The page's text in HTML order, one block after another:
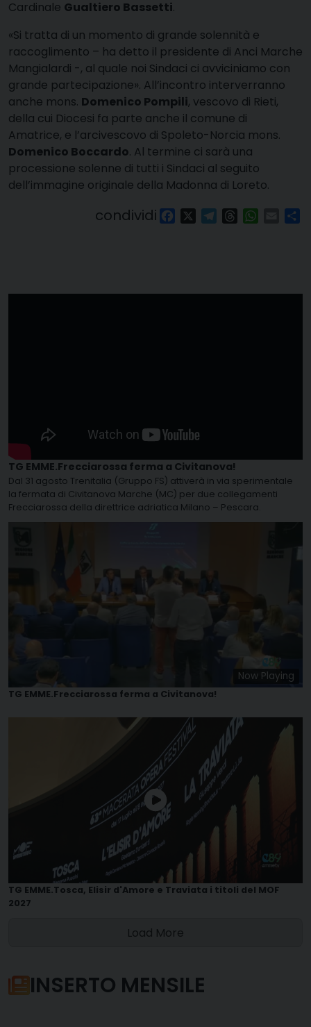
Cardinale Gualtiero Bassetti.
«Si tratta di un momento di grande solennità e
raccoglimento – ha detto il presidente di Anci Marche
Mangialardi -, al quale noi Sindaci ci avviciniamo con
grande partecipazione». All’incontro interverranno
anche mons. Domenico Pompili, vescovo di Rieti,
della cui Diocesi fa parte anche il comune di
Amatrice, e l’arcivescovo di Spoleto-Norcia mons.
Domenico Boccardo. Al termine ci sarà una
processione solenne di tutti i Sindaci al seguito
dell’immagine originale della Madonna di Loreto.
condividi FacebookTelegram
Threads Email
TG EMME.Frecciarossa ferma a Civitanova!
Dal 31 agosto Trenitalia (Gruppo FS) attiverà in via sperimentale
la fermata di Civitanova Marche (MC) per due collegamenti
Frecciarossa della direttrice adriatica Milano – Pescara.
Now Playing
TG EMME.Frecciarossa ferma a Civitanova!
TG EMME.Tosca, Elisir d'Amore e Traviata i titoli del MOF
2027
Load More
INSERTO MENSILE